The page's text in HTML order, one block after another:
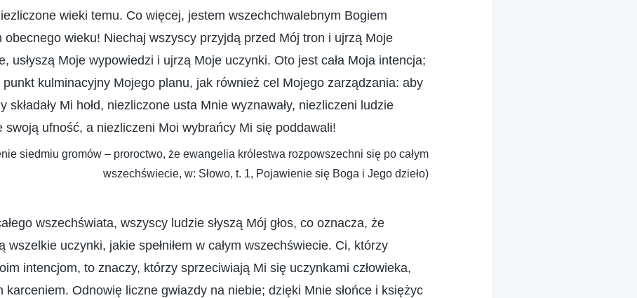
wieki temu. Co więcej, jestem wszechchwalebnym Bogiem
obecnego wieku! Niechaj wszyscy przyjdą przed Mój tron i ujrzą Moje
usłyszą Moje wypowiedzi i ujrzą Moje uczynki. Oto jest cała Moja intencja;
kulminacyjny Mojego planu, jak również cel Mojego zarządzania: aby
składały Mi hołd, niezliczone usta Mnie wyznawały, niezliczeni ludzie
swoją ufność, a niezliczeni Moi wybrańcy Mi się poddawali!
siedmiu gromów – proroctwo, że ewangelia królestwa rozpowszechni się po całym
wszechświecie, w: Słowo, t. 1, Pojawienie się Boga i Jego dzieło)
wszechświata, wszyscy ludzie słyszą Mój głos, co oznacza, że
wszelkie uczynki, jakie spełniłem w całym wszechświecie. Ci, którzy
intencjom, to znaczy, którzy sprzeciwiają Mi się uczynkami człowieka,
karceniem. Odnowię liczne gwiazdy na niebie; dzięki Mnie słońce i księżyc